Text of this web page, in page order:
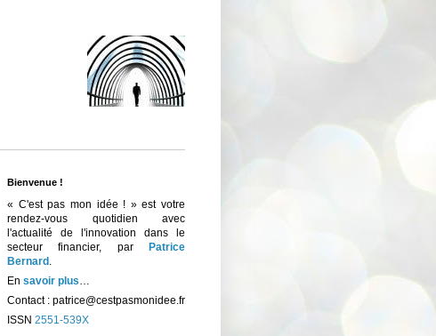
Bienvenue !
« C'est pas mon idée ! » est votre
rendez-vous quotidien avec
l'actualité de l'innovation dans le
secteur financier, par
Patrice
Bernard .
En savoir plus…
Contact : patrice@cestpasmonidee.fr
ISSN 2551-539X